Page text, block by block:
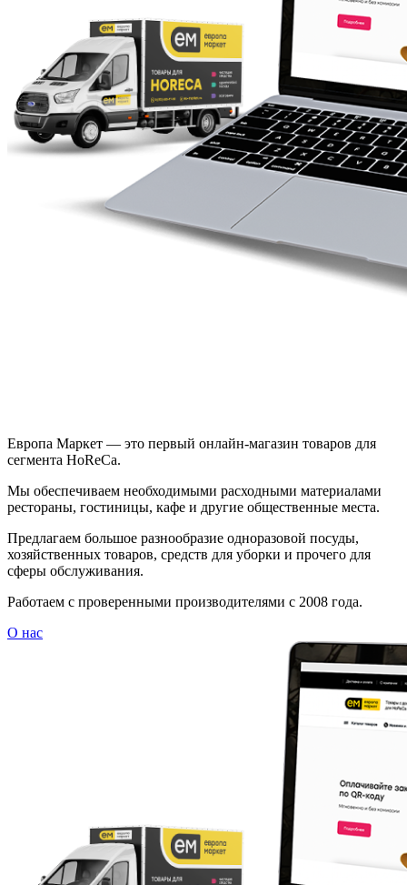
Европа Маркет — это первый онлайн-магазин товаров для
сегмента HoReCa.
Мы обеспечиваем необходимыми расходными материалами
рестораны, гостиницы, кафе и другие общественные места.
Предлагаем большое разнообразие одноразовой посуды,
хозяйственных товаров, средств для уборки и прочего для
сферы обслуживания.
Работаем с проверенными производителями с 2008 года.
О нас